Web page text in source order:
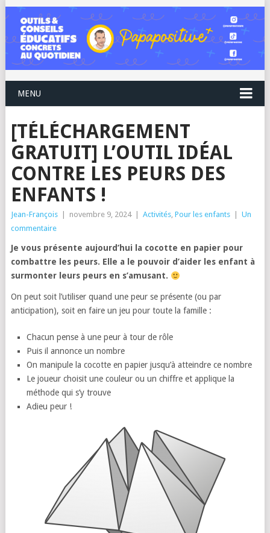
MENU
[TÉLÉCHARGEMENT
GRATUIT] L’OUTIL IDÉAL
CONTRE LES PEURS DES
ENFANTS !
Jean-François novembre 9, 2024 Activités, Pour les enfants
Un
commentaire
Je vous présente aujourd’hui la cocotte en papier pour
combattre les peurs. Elle a le pouvoir d’aider les enfant à
surmonter leurs peurs en s’amusant.
On peut soit l’utiliser quand une peur se présente (ou par
anticipation), soit en faire un jeu pour toute la famille :
Chacun pense à une peur à tour de rôle
Puis il annonce un nombre
On manipule la cocotte en papier jusqu’à atteindre ce nombre
Le joueur choisit une couleur ou un chiffre et applique la
méthode qui s’y trouve
Adieu peur !